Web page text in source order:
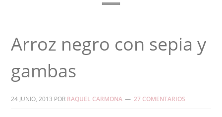
Arroz negro con sepia y
gambas
24 JUNIO, 2013 POR RAQUEL CARMONA 27 COMENTARIOS